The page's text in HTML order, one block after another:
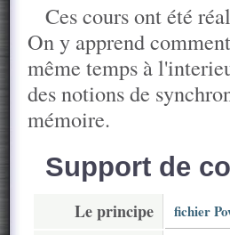
Ces cours ont été
On y apprend
même temps à
des notions de
mémoire.
Support de
Le principe fichier